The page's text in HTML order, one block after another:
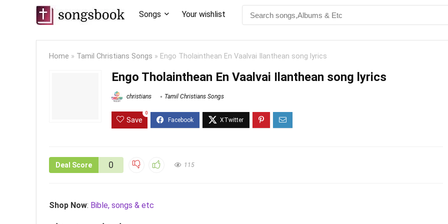
Songs Your wishlist
Home » Tamil Christians Songs » Engo Tholainthean En Vaalvai Ilanthean song lyrics
Engo Tholainthean En Vaalvai Ilanthean song lyrics
christians Tamil Christians Songs
Save
0
Deal Score 0 115
Shop Now: Bible, songs & etc